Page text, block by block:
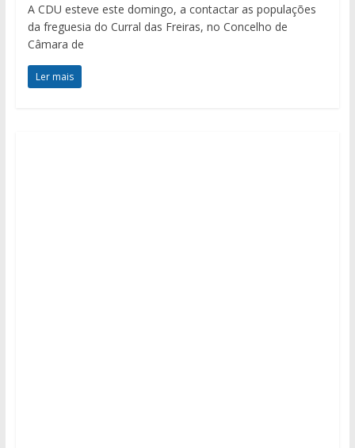
A CDU esteve este domingo, a contactar as populações
da freguesia do Curral das Freiras, no Concelho de
Câmara de
Ler mais